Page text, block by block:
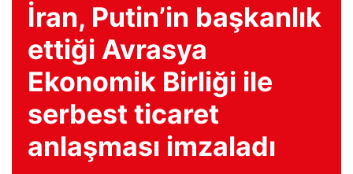
İran, Putin’in başkanlık
ettiği Avrasya
Ekonomik Birliği ile
serbest ticaret
anlaşması imzaladı